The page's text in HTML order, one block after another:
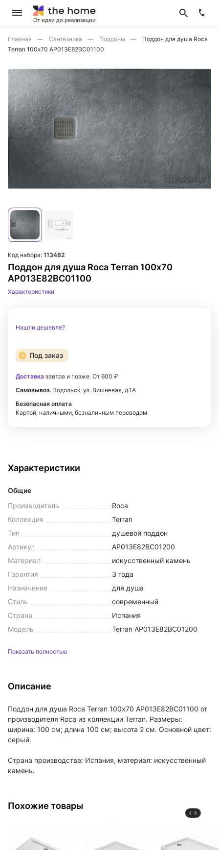
От идеи до реализации
Главная Сантехника Поддоны
Поддон для душа Roca
Terran 100х70 AP013E82BC01100
Поддон для душа Roca Terran 100х70
AP013E82BC01100
Код набора: 113482
Характеристики
Нашли дешевле?
Под заказ
Доставка завтра и позже. От 600 ₽
Самовывоз. Подольск, ул. Вишневая, д.1А
Безопасная оплата
Картой, наличными, безналичным переводом
Характеристики
Общие
Производитель
Roca
Коллекция
Terran
Тип
душевой поддон
Артикул
AP013E82BC01200
Материал
искусственный камень
Гарантия
3 года
Назначение
для душа
Стиль
современный
Страна
Испания
Модель
Terran AP013E82BC01200
Показать полностью
Описание
Поддон для душа Roca Terran 100х70 AP013E82BC01100 от
производителя Roca из коллекции Terran. Размеры:
ширина: 100 см; длина 100 см; высота 2 см. Основной цвет:
серый.
Страна производства: Испания, материал: искусственный
камень.
Похожие товары